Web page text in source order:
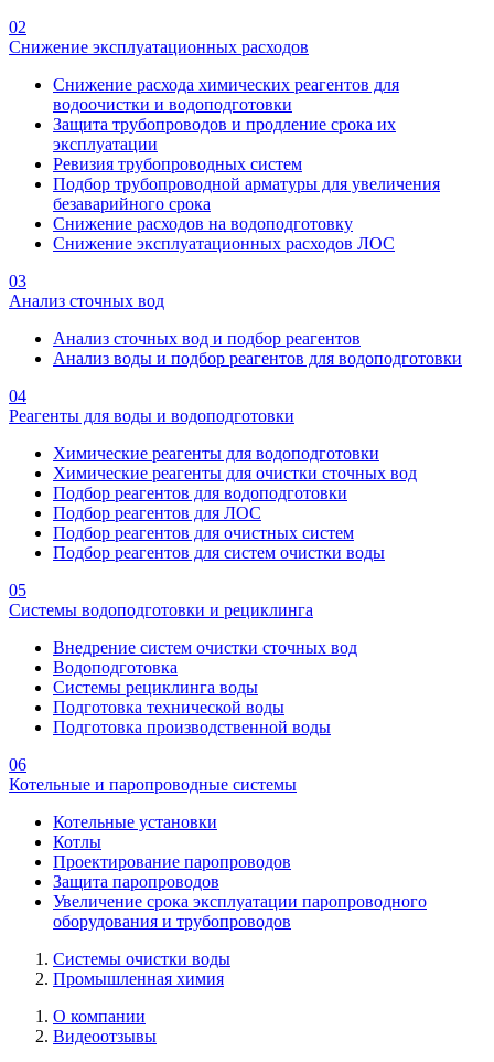
02
Снижение эксплуатационных расходов
Снижение расхода химических реагентов для
водоочистки и водоподготовки
Защита трубопроводов и продление срока их
эксплуатации
Ревизия трубопроводных систем
Подбор трубопроводной арматуры для увеличения
безаварийного срока
Снижение расходов на водоподготовку
Снижение эксплуатационных расходов ЛОС
03
Анализ сточных вод
Анализ сточных вод и подбор реагентов
Анализ воды и подбор реагентов для водоподготовки
04
Реагенты для воды и водоподготовки
Химические реагенты для водоподготовки
Химические реагенты для очистки сточных вод
Подбор реагентов для водоподготовки
Подбор реагентов для ЛОС
Подбор реагентов для очистных систем
Подбор реагентов для систем очистки воды
05
Системы водоподготовки и рециклинга
Внедрение систем очистки сточных вод
Водоподготовка
Системы рециклинга воды
Подготовка технической воды
Подготовка производственной воды
06
Котельные и паропроводные системы
Котельные установки
Котлы
Проектирование паропроводов
Защита паропроводов
Увеличение срока эксплуатации паропроводного
оборудования и трубопроводов
Системы очистки воды
Промышленная химия
О компании
Видеоотзывы